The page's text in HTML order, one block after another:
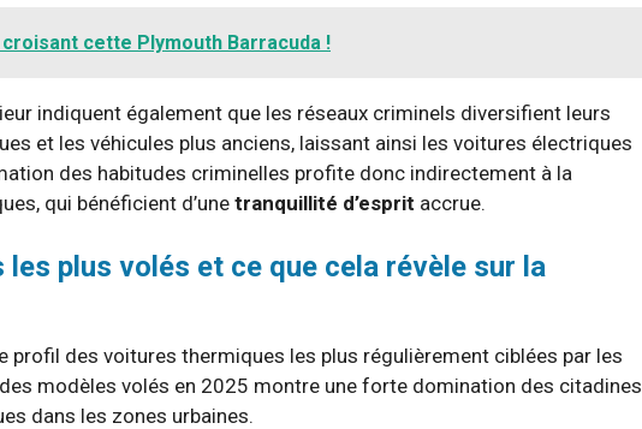
croisant cette Plymouth Barracuda !
indiquent également que les réseaux criminels diversifient leurs
et les véhicules plus anciens, laissant ainsi les voitures électriques
des habitudes criminelles profite donc indirectement à la
qui bénéficient d’unetranquillité d’esprit accrue.
plus volés et ce que cela révèle sur la
profil des voitures thermiques les plus régulièrement ciblées par les
modèles volés en 2025 montre une forte domination des citadines
dans les zones urbaines.